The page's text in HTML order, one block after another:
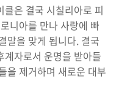
은 결국 시칠리아로 피
니아를 만나 사랑에 빠
말을 맞게 됩니다. 결국
자로서 운명을 받아들
을 제거하며 새로운 대부